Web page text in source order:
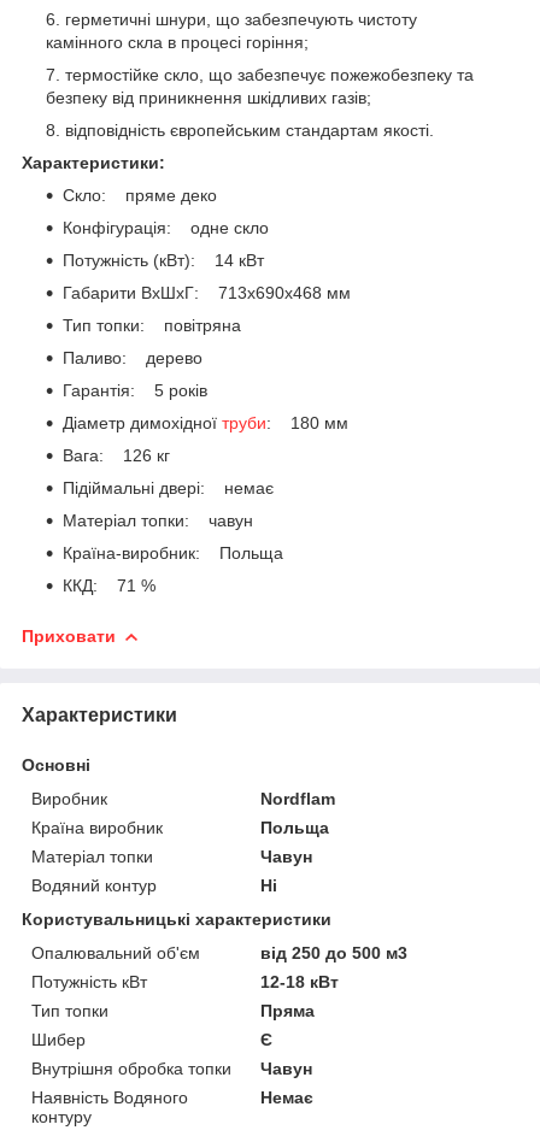
герметичні шнури, що забезпечують чистоту
камінного скла в процесі горіння;
термостійке скло, що забезпечує пожежобезпеку та
безпеку від приникнення шкідливих газів;
відповідність європейським стандартам якості.
Характеристики:
Скло: пряме деко
Конфігурація: одне скло
Потужність (кВт): 14 кВт
Габарити ВxШxГ: 713х690х468 мм
Тип топки: повітряна
Паливо: дерево
Гарантія: 5 років
Діаметр димохідної труби: 180 мм
Вага: 126 кг
Підіймальні двері: немає
Матеріал топки: чавун
Країна-виробник: Польща
ККД: 71 %
Приховати
Характеристики
Основні
Виробник
Nordflam
Країна виробник
Польща
Матеріал топки
Чавун
Водяний контур
Ні
Користувальницькі характеристики
Опалювальний об'єм
від 250 до 500 м3
Потужність кВт
12-18 кВт
Тип топки
Пряма
Шибер
Є
Внутрішня обробка топки
Чавун
Наявність Водяного
контуру
Немає